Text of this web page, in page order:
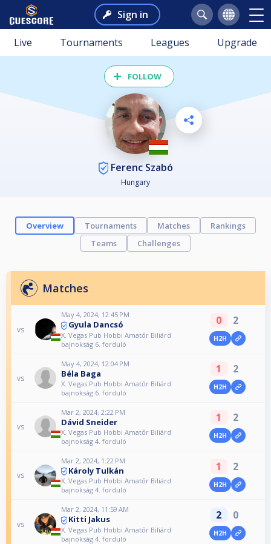
Sign in
Live Tournaments Leagues Upgrade
FOLLOW
Ferenc Szabó
Hungary
Overview Tournaments Matches
Rankings
Teams
Challenges
Matches
vs
May 4, 2024, 12:45 PM
Gyula Dancsó
X. Vegas Pub Hobbi Amatőr Biliárd
bajnokság 6. forduló
0 2
H2H
vs
May 4, 2024, 12:04 PM
Béla Baga
X. Vegas Pub Hobbi Amatőr Biliárd
bajnokság 6. forduló
1 2
H2H
vs
Mar 2, 2024, 2:22 PM
Dávid Sneider
X. Vegas Pub Hobbi Amatőr Biliárd
bajnokság 4. forduló
1 2
H2H
vs
Mar 2, 2024, 1:22 PM
Károly Tulkán
X. Vegas Pub Hobbi Amatőr Biliárd
bajnokság 4. forduló
1 2
H2H
vs
Mar 2, 2024, 11:59 AM
Kitti Jakus
X. Vegas Pub Hobbi Amatőr Biliárd
bajnokság 4. forduló
2 0
H2H